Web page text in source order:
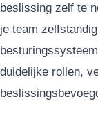
beslissing zelf te
je team
duidelijke rollen,